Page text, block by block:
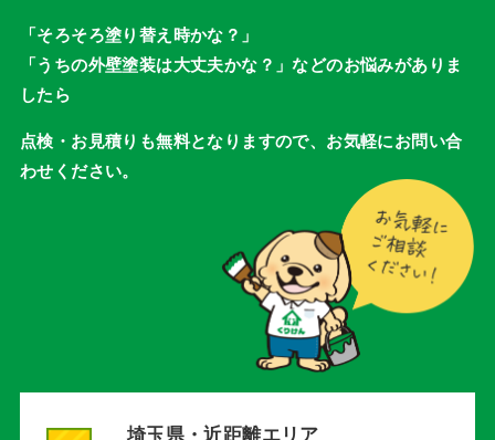
「そろそろ塗り替え時かな？」
「うちの外壁塗装は大丈夫かな？」などのお悩みがありま
したら
点検・お見積りも無料となりますので、お気軽にお問い合
わせください。
埼玉県・近距離エリア